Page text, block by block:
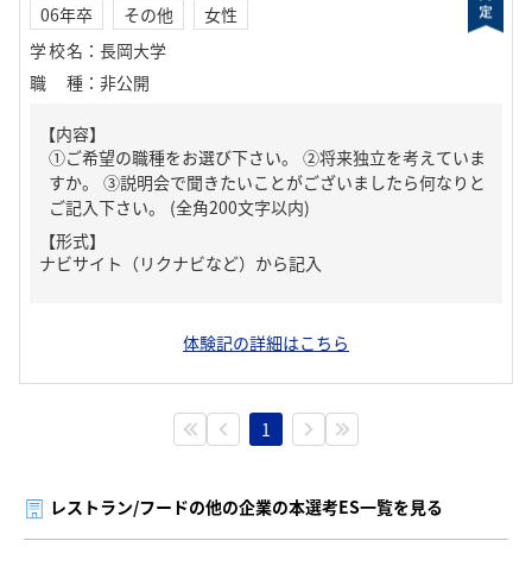
06年卒 その他
女性
学校名 ： 長岡大学
職種 ： 非公開
【内容】
①ご希望の職種をお選び下さい。 ②将来独立を考えていま
すか。 ③説明会で聞きたいことがございましたら何なりと
ご記入下さい。 (全角200文字以内)
【形式】
ナビサイト（リクナビなど）から記入
体験記の詳細はこちら
1
レストラン/フードの他の企業の本選考ES一覧を見る